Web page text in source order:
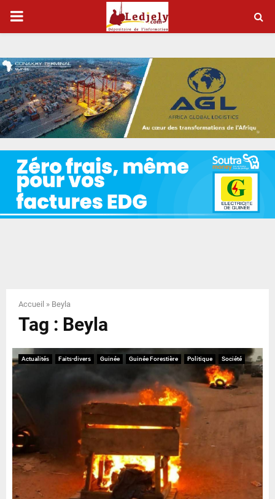
P
I
M
A
Y
N
U
Accueil » Beyla
Tag : Beyla
Actualités Faits-divers Guinée Guinée Forestière Politique Société